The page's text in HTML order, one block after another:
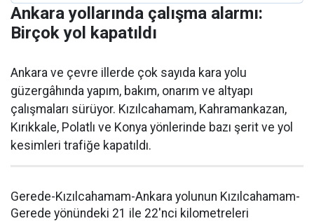
Ankara yollarında çalışma alarmı:
Birçok yol kapatıldı
Ankara ve çevre illerde çok sayıda kara yolu
güzergâhında yapım, bakım, onarım ve altyapı
çalışmaları sürüyor. Kızılcahamam, Kahramankazan,
Kırıkkale, Polatlı ve Konya yönlerinde bazı şerit ve yol
kesimleri trafiğe kapatıldı.
Gerede-Kızılcahamam-Ankara yolunun Kızılcahamam-
Gerede yönündeki 21 ile 22'nci kilometreleri